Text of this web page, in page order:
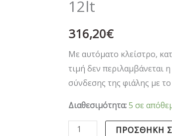
12lt
316,20€
Με αυτόματο κλείστρο,
τιμή δεν περιλαμβάνεται
σύνδεσης της φιάλης με
Διαθεσιμότητα:5 σε
12lt
ΠΡΟΣΘΉΚΗ